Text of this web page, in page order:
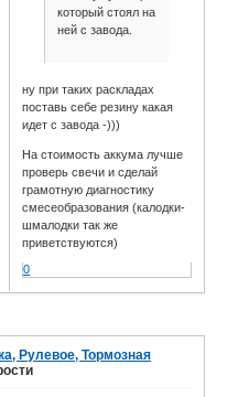
который стоял на
ней с завода.
ну при таких раскладах
поставь себе резину какая
идет с завода -)))
На стоимость аккума лучше
проверь свечи и сделай
грамотную диагностику
смесеобразования (калодки-
шмалодки так же
приветствуются)
0
Рулевое, Тормозная